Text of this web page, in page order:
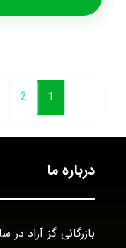
1
2
درباره ما